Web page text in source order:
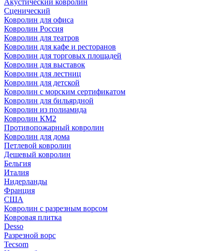
Акустический ковролин
Сценический
Ковролин для офиса
Ковролин Россия
Ковролин для театров
Ковролин для кафе и ресторанов
Ковролин для торговых площадей
Ковролин для выставок
Ковролин для лестниц
Ковролин для детской
Ковролин с морским сертификатом
Ковролин для бильярдной
Ковролин из полиамида
Ковролин КМ2
Противопожарный ковролин
Ковролин для дома
Петлевой ковролин
Дешевый ковролин
Бельгия
Италия
Нидерланды
Франция
США
Ковролин с разрезным ворсом
Ковровая плитка
Desso
Разрезной ворс
Tecsom